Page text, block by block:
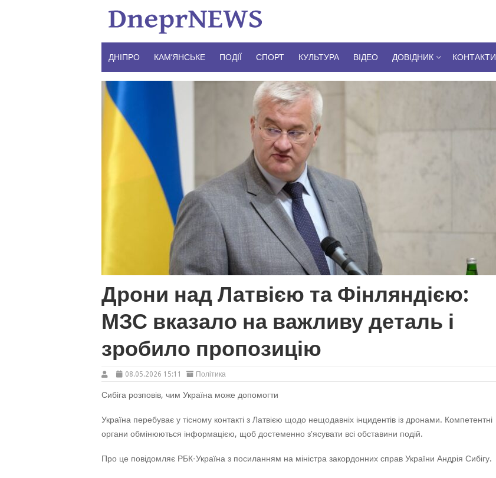
ДНІПРО КАМ’ЯНСЬКЕ ПОДІЇ СПОРТ КУЛЬТУРА ВІДЕО ДОВІДНИК КОНТАКТИ
Дрони над Латвією та Фінляндією:
МЗС вказало на важливу деталь і
зробило пропозицію
08.05.2026 15:11 Політика
Сибіга розповів, чим Україна може допомогти
Україна перебуває у тісному контакті з Латвією щодо нещодавніх інцидентів із дронами. Компетентні
органи обмінюються інформацією, щоб достеменно з'ясувати всі обставини подій.
Про це повідомляє РБК-Україна з посиланням на міністра закордонних справ України Андрія Сибігу.